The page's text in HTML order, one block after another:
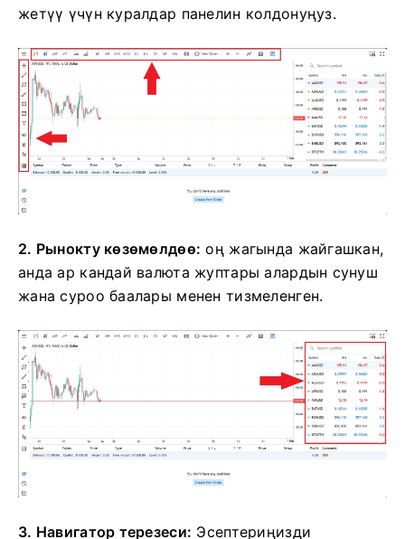
жетүү үчүн куралдар панелин колдонуңуз.
2. Рынокту көзөмөлдөө: оң жагында жайгашкан,
анда ар кандай валюта жуптары алардын сунуш
жана суроо баалары менен тизмеленген.
3. Навигатор терезеси: Эсептериңизди